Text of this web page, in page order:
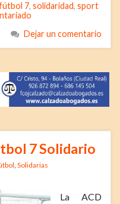
7, solidaridad, sport
Dejar un comentario
7 Solidario
Solidarias
La ACD